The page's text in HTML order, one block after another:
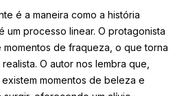
é a maneira como a história
um processo linear. O protagonista
de fraqueza, o que torna
O autor nos lembra que,
momentos de beleza e